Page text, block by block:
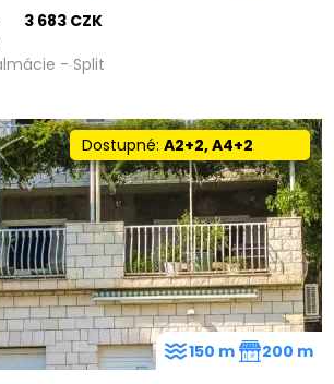
3 683 CZK
- Split
Dostupné:A2+2, A4+2
150 m 200 m